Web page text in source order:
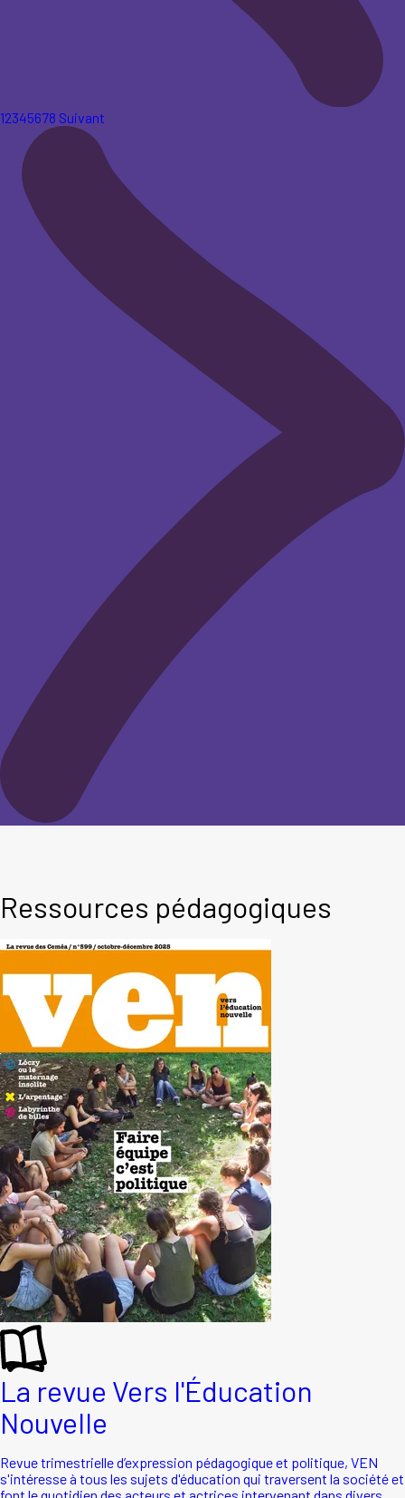
12345678 Suivant
Ressources pédagogiques
La revue Vers l'Éducation
Nouvelle
Revue trimestrielle d’expression pédagogique et politique, VEN
s'intéresse à tous les sujets d'éducation qui traversent la société et